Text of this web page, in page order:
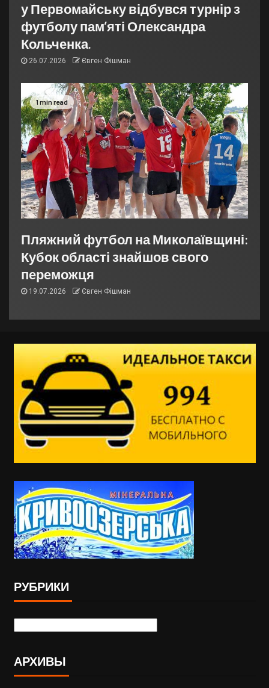
у Первомайську відбувся турнір з
футболу пам’яті Олександра
Кольченка.
26.07.2026 Євген Фішман
1 min read
Пляжний футбол на Миколаївщині:
Кубок області знайшов свого
переможця
19.07.2026 Євген Фішман
РУБРИКИ
АРХИВЫ